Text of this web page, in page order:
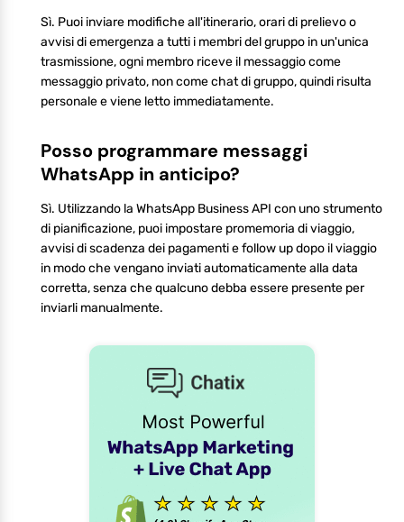
Sì. Puoi inviare modifiche all'itinerario, orari di prelievo o
avvisi di emergenza a tutti i membri del gruppo in un'unica
trasmissione, ogni membro riceve il messaggio come
messaggio privato, non come chat di gruppo, quindi risulta
personale e viene letto immediatamente.
Posso programmare messaggi
WhatsApp in anticipo?
Sì. Utilizzando la WhatsApp Business API con uno strumento
di pianificazione, puoi impostare promemoria di viaggio,
avvisi di scadenza dei pagamenti e follow up dopo il viaggio
in modo che vengano inviati automaticamente alla data
corretta, senza che qualcuno debba essere presente per
inviarli manualmente.